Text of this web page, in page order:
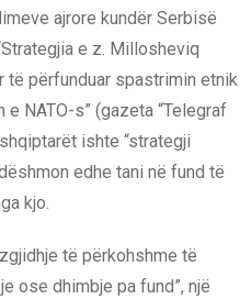
ajrore kundër Serbisë
e z. Millosheviq
të përfunduar spastrimin etnik
NATO-s” (gazeta “Telegraf
ishte “strategji
edhe tani në fund të
kjo.
të përkohshme të
ose dhimbje pa fund”, një